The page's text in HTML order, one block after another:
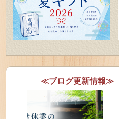
≪ブログ更新情報≫